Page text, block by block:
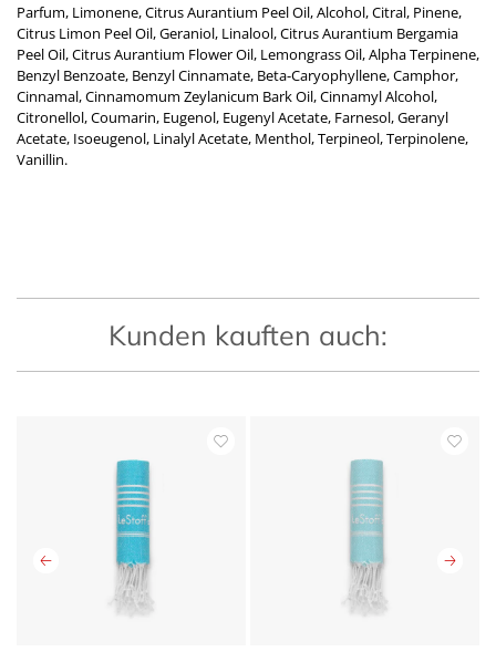
Parfum, Limonene, Citrus Aurantium Peel Oil, Alcohol, Citral, Pinene,
Citrus Limon Peel Oil, Geraniol, Linalool, Citrus Aurantium Bergamia
Peel Oil, Citrus Aurantium Flower Oil, Lemongrass Oil, Alpha Terpinene,
Benzyl Benzoate, Benzyl Cinnamate, Beta-Caryophyllene, Camphor,
Cinnamal, Cinnamomum Zeylanicum Bark Oil, Cinnamyl Alcohol,
Citronellol, Coumarin, Eugenol, Eugenyl Acetate, Farnesol, Geranyl
Acetate, Isoeugenol, Linalyl Acetate, Menthol, Terpineol, Terpinolene,
Vanillin.
Kunden kauften auch: